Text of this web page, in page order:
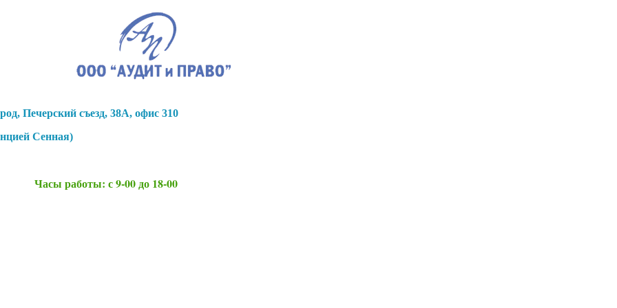
Печерский съезд, 38А, офис 310
Сенная)
Часы работы: с 9-00 до 18-00